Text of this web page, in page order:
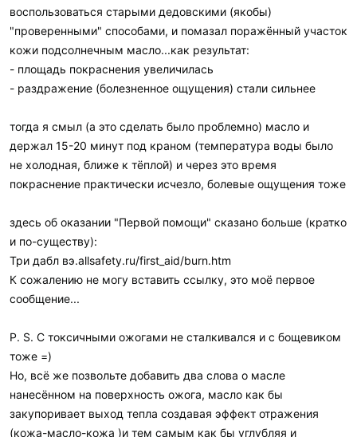
воспользоваться старыми дедовскими (якобы)
"проверенными" способами, и помазал поражённый участок
кожи подсолнечным масло...как результат:
- площадь покраснения увеличилась
- раздражение (болезненное ощущения) стали сильнее
тогда я смыл (а это сделать было проблемно) масло и
держал 15-20 минут под краном (температура воды было
не холодная, ближе к тёплой) и через это время
покраснение практически исчезло, болевые ощущения тоже
здесь об оказании "Первой помощи" сказано больше (кратко
и по-существу):
Три дабл вэ.allsafety.ru/first_aid/burn.htm
К сожалению не могу вставить ссылку, это моё первое
сообщение...
P. S. C токсичными ожогами не сталкивался и с бощевиком
тоже =)
Но, всё же позвольте добавить два слова о масле
нанесённом на поверхность ожога, масло как бы
закупоривает выход тепла создавая эффект отражения
(кожа-масло-кожа )и тем самым как бы углубляя и